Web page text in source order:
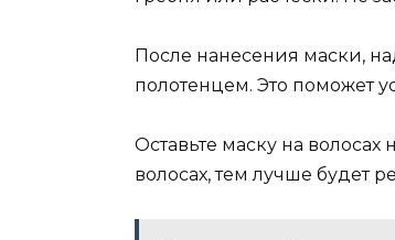
После нанесения маски,
полотенцем. Это поможет
Оставьте маску на
волосах, тем лучше будет